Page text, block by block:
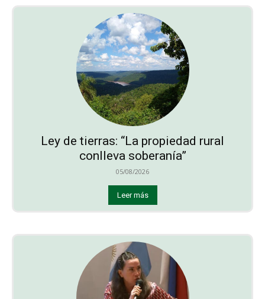
Ley de tierras: “La propiedad rural
conlleva soberanía”
05/08/2026
Leer más